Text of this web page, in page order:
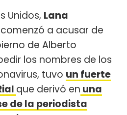
Unidos, Lana
comenzó a acusar de
de Alberto
los nombres de los
tuvo un fuerte
que derivó en una
de la periodista